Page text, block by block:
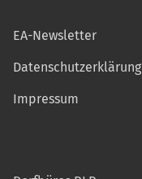
EA-Newsletter
Datenschutzerklärung
Impressum